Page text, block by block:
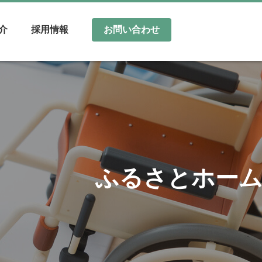
採用情報 お問い合わせ
ふるさとホー